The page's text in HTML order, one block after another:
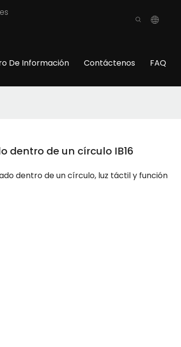
De Información Contáctenos FAQ
dentro de un círculo IB16
dentro de un círculo, luz táctil y función